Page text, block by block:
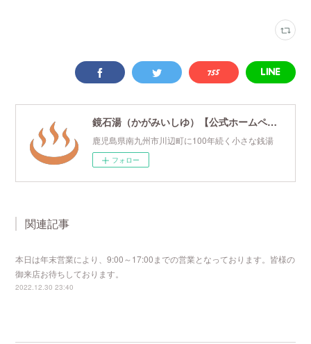
鏡石湯（かがみいしゆ）【公式ホームページ】
鹿児島県南九州市川辺町に100年続く小さな銭湯
フォロー
関連記事
本日は年末営業により、9:00～17:00までの営業となっております。皆様の
御来店お待ちしております。
2022.12.30 23:40